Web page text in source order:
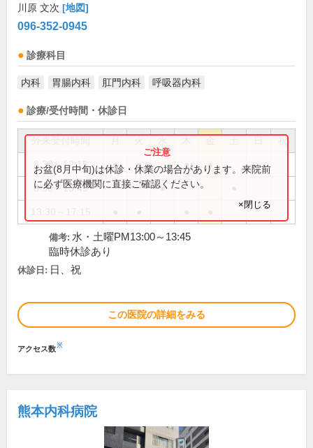
川原 文次 [地図]
096-352-0945
診療科目
内科 胃腸内科 肛門内科 呼吸器内科
診療/受付時間・休診日
祝
8:30～12:15 ● ● ● ●
8:30～13:45 ●
お盆(8月中旬)は休診・休業の場合があります。来院前
に必ず医療機関に直接ご確認ください。
×閉じる
備考: 水・土曜PM13:00～13:45
臨時休診あり
休診日: 日、祝
この医院の詳細をみる
アクセス数※
熊本内科病院